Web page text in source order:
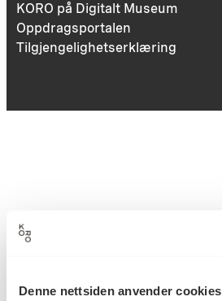
Denne nettsiden anvender cookies
KORO på Digitalt Museum
Oppdragsportalen
Tilgjengelighetserklæring